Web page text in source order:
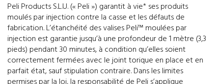
Peli Products S.L.U. (« Peli ») garantit à vie* ses produits
moulés par injection contre la casse et les défauts de
fabrication. L’étanchéité des valises Peli™ moulées par
injection est garantie jusqu’à une profondeur de 1 mètre (3,3
pieds) pendant 30 minutes, à condition qu’elles soient
correctement fermées avec le joint torique en place et en
parfait état, sauf stipulation contraire. Dans les limites